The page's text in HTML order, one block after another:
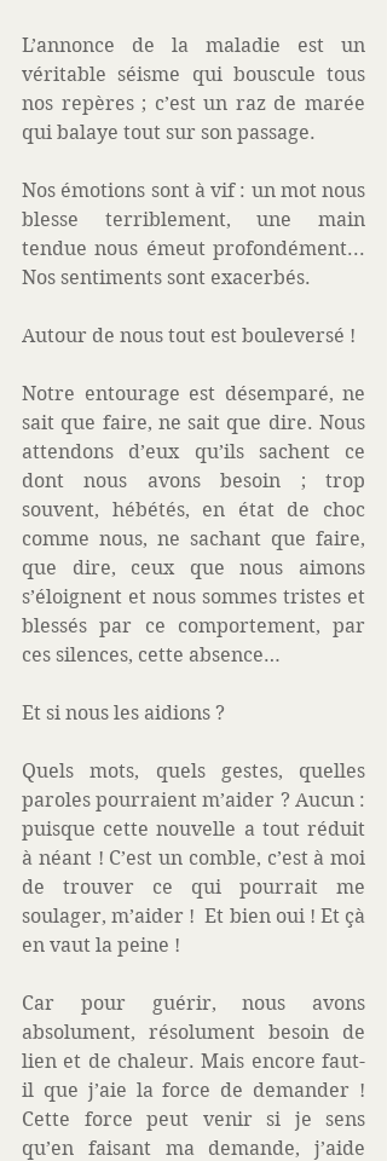
L’annonce de la maladie est un
véritable séisme qui bouscule tous
nos repères ; c’est un raz de marée
qui balaye tout sur son passage.
Nos émotions sont à vif : un mot nous
blesse terriblement, une main
tendue nous émeut profondément...
Nos sentiments sont exacerbés.
Autour de nous tout est bouleversé !
Notre entourage est désemparé, ne
sait que faire, ne sait que dire. Nous
attendons d’eux qu’ils sachent ce
dont nous avons besoin ; trop
souvent, hébétés, en état de choc
comme nous, ne sachant que faire,
que dire, ceux que nous aimons
s’éloignent et nous sommes tristes et
blessés par ce comportement, par
ces silences, cette absence…
Et si nous les aidions ?
Quels mots, quels gestes, quelles
paroles pourraient m’aider ? Aucun :
puisque cette nouvelle a tout réduit
à néant ! C’est un comble, c’est à moi
de trouver ce qui pourrait me
soulager, m’aider !  Et bien oui ! Et çà
en vaut la peine !
Car pour guérir, nous avons
absolument, résolument besoin de
lien et de chaleur. Mais encore faut-
il que j’aie la force de demander !
Cette force peut venir si je sens
qu’en faisant ma demande, j’aide